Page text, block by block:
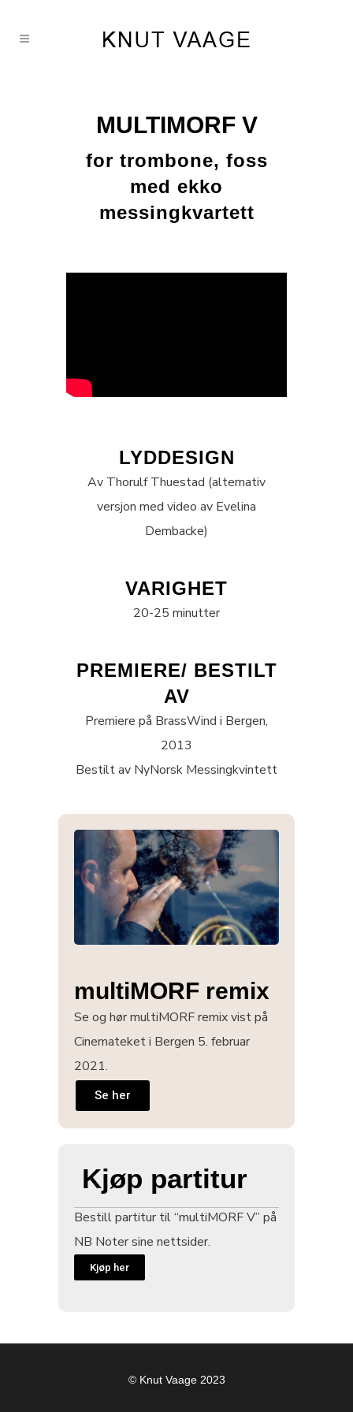
MULTIMORF V
for trombone, foss
med ekko
messingkvartett
LYDDESIGN
Av Thorulf Thuestad (alternativ
versjon med video av Evelina
Dembacke)
VARIGHET
20-25 minutter
PREMIERE/ BESTILT
AV
Premiere på BrassWind i Bergen,
2013
Bestilt av NyNorsk Messingkvintett
multiMORF remix
Se og hør multiMORF remix vist på
Cinemateket i Bergen 5. februar
2021.
Se her
Kjøp partitur
Bestill partitur til “multiMORF V” på
NB Noter sine nettsider.
Kjøp her
© Knut Vaage 2023